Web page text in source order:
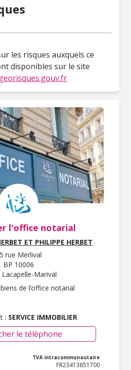
les risques auxquels ce
disponibles sur le site
l'office notarial
ET PHILIPPE HERBET
rue Merlival
BP 10006
Lacapelle-Marival
de l’office notarial
: SERVICE IMMOBILIER
le téléphone
TVA intracommunautaire
FR23413851700